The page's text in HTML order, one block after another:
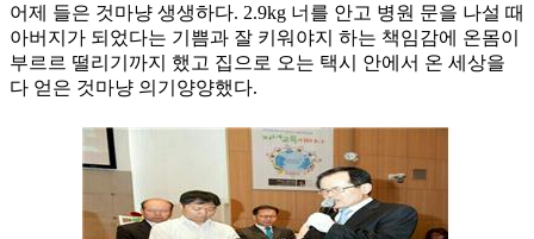
어제 들은 것마냥 생생하다. 2.9kg 너를 안고 병원 문을 나설 때
아버지가 되었다는 기쁨과 잘 키워야지 하는 책임감에 온몸이
부르르 떨리기까지 했고 집으로 오는 택시 안에서 온 세상을
다 얻은 것마냥 의기양양했다.